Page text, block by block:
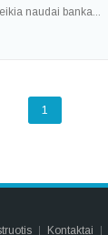
naudai banka...
1
Kontaktai